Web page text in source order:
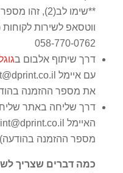
**שימו לב(2),
ווטסאפ לשירות
058-770-0762
דרך שיתוף אלבום ב
את מספר ההזמנה
דרך שליחה באתר
מספר ההזמנה
כמה דברים שצריך